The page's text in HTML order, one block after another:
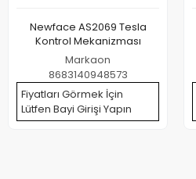
Newface AS2069 Tesla
Kontrol Mekanizması
Markaon
8683140948573
Fiyatları Görmek İçin
Lütfen Bayi Girişi Yapın